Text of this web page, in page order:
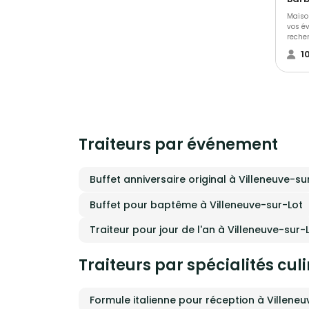
Maison K
vos
des
la
final. Notre priorité est simple : vous offrir
de
Traiteurs par événement
Buffet anniversaire original à Villeneuve-
Buffet pour baptême à Villeneuve-sur-Lot
Traiteur pour jour de l'an à Villeneuve-sur-
Traiteurs par spécialités
Formule italienne pour réception à